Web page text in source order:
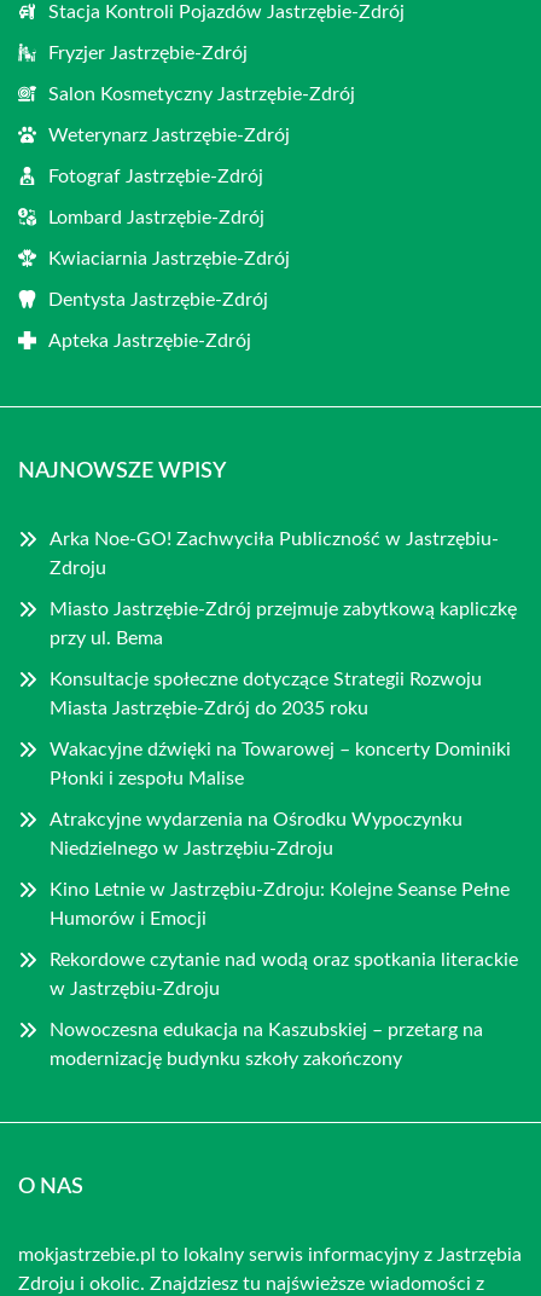
Stacja Kontroli Pojazdów Jastrzębie-Zdrój
Fryzjer Jastrzębie-Zdrój
Salon Kosmetyczny Jastrzębie-Zdrój
Weterynarz Jastrzębie-Zdrój
Fotograf Jastrzębie-Zdrój
Lombard Jastrzębie-Zdrój
Kwiaciarnia Jastrzębie-Zdrój
Dentysta Jastrzębie-Zdrój
Apteka Jastrzębie-Zdrój
NAJNOWSZE WPISY
Arka Noe-GO! Zachwyciła Publiczność w Jastrzębiu-
Zdroju
Miasto Jastrzębie-Zdrój przejmuje zabytkową kapliczkę
przy ul. Bema
Konsultacje społeczne dotyczące Strategii Rozwoju
Miasta Jastrzębie-Zdrój do 2035 roku
Wakacyjne dźwięki na Towarowej – koncerty Dominiki
Płonki i zespołu Malise
Atrakcyjne wydarzenia na Ośrodku Wypoczynku
Niedzielnego w Jastrzębiu-Zdroju
Kino Letnie w Jastrzębiu-Zdroju: Kolejne Seanse Pełne
Humorów i Emocji
Rekordowe czytanie nad wodą oraz spotkania literackie
w Jastrzębiu-Zdroju
Nowoczesna edukacja na Kaszubskiej – przetarg na
modernizację budynku szkoły zakończony
O NAS
mokjastrzebie.pl to lokalny serwis informacyjny z Jastrzębia
Zdroju i okolic. Znajdziesz tu najświeższe wiadomości z